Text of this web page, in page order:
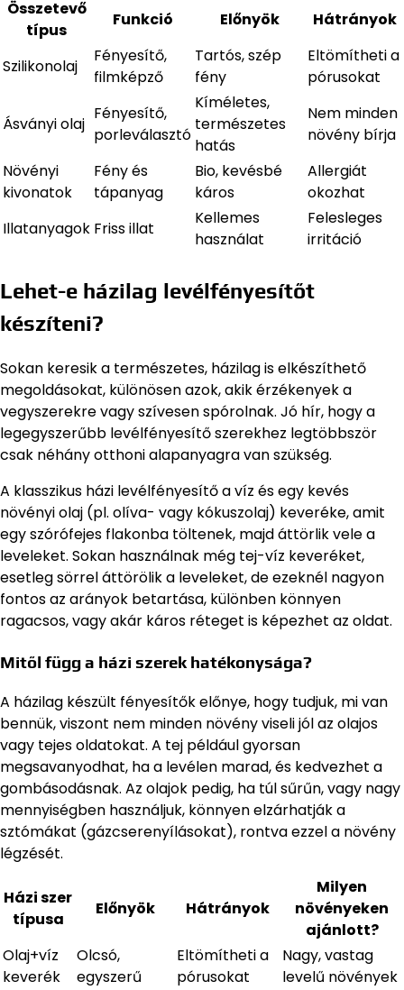
Összetevő
típus
Funkció Előnyök Hátrányok
Szilikonolaj
Fényesítő,
filmképző
Tartós, szép
fény
Eltömítheti a
pórusokat
Ásványi olaj
Fényesítő,
porleválasztó
Kíméletes,
természetes
hatás
Nem minden
növény bírja
Növényi
kivonatok
Fény és
tápanyag
Bio, kevésbé
káros
Allergiát
okozhat
Illatanyagok Friss illat
Kellemes
használat
Felesleges
irritáció
Lehet-e házilag levélfényesítőt
készíteni?
Sokan keresik a természetes, házilag is elkészíthető
megoldásokat, különösen azok, akik érzékenyek a
vegyszerekre vagy szívesen spórolnak. Jó hír, hogy a
legegyszerűbb levélfényesítő szerekhez legtöbbször
csak néhány otthoni alapanyagra van szükség.
A klasszikus házi levélfényesítő a víz és egy kevés
növényi olaj (pl. olíva- vagy kókuszolaj) keveréke, amit
egy szórófejes flakonba töltenek, majd áttörlik vele a
leveleket. Sokan használnak még tej-víz keveréket,
esetleg sörrel áttörölik a leveleket, de ezeknél nagyon
fontos az arányok betartása, különben könnyen
ragacsos, vagy akár káros réteget is képezhet az oldat.
Mitől függ a házi szerek hatékonysága?
A házilag készült fényesítők előnye, hogy tudjuk, mi van
bennük, viszont nem minden növény viseli jól az olajos
vagy tejes oldatokat. A tej például gyorsan
megsavanyodhat, ha a levélen marad, és kedvezhet a
gombásodásnak. Az olajok pedig, ha túl sűrűn, vagy nagy
mennyiségben használjuk, könnyen elzárhatják a
sztómákat (gázcserenyílásokat), rontva ezzel a növény
légzését.
Házi szer
típusa
Előnyök Hátrányok
Milyen
növényeken
ajánlott?
Olaj+víz
keverék
Olcsó,
egyszerű
Eltömítheti a
pórusokat
Nagy, vastag
levelű növények